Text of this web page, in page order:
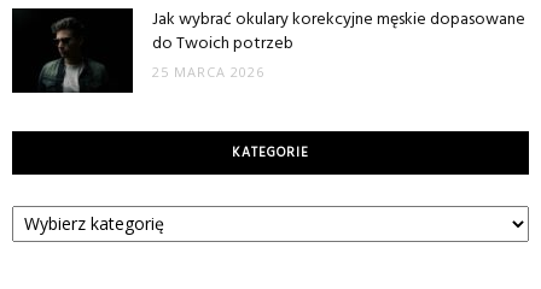
Jak wybrać okulary korekcyjne męskie dopasowane
do Twoich potrzeb
25 MARCA 2026
KATEGORIE
Kategorie